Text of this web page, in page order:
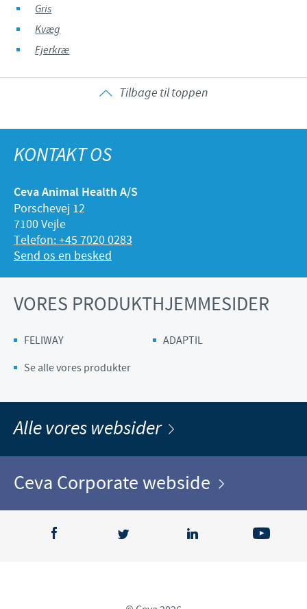
Gris
Kvæg
Fjerkræ
Tilbage til toppen
KONTAKT OS
Ceva Animal Health A/S
Porschevej 12
7100 Vejle
Telefon: +45 7020 0283
Send os en besked
VORES PRODUKTHJEMMESIDER
FELIWAY
ADAPTIL
Se alle vores produkter
Alle vores websider
Ceva Corporate webside